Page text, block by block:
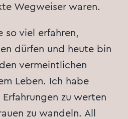
Wegweiser waren.
so viel erfahren,
dürfen und heute bin
vermeintlichen
Leben. Ich habe
zu werten
zu wandeln. All